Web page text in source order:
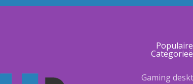
Populaire
Gaming